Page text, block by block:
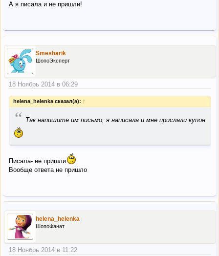
А я писала и не пришли!
Smesharik
ШопоЭксперт
18 Ноябрь 2014 в 06:29
helena_helenka сказал(а): ↑
“ Так напишите им письмо, я написала и мне прислали купон
Писала- не пришли
Вообще ответа не пришло
helena_helenka
ШопоФанат
18 Ноябрь 2014 в 11:22